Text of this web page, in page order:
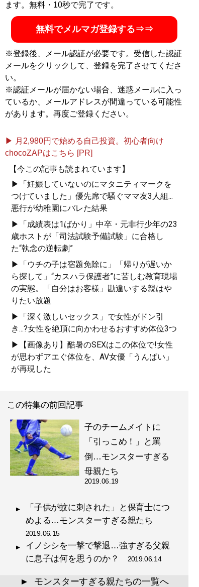
ます。無料・10秒で完了です。
無料でメルマガ登録する⇒⇒
※登録後、メール認証が必要です。受信した認証
メールをクリックして、登録を完了させてくださ
い。
※認証メールが届かない場合、迷惑メールに入っ
ているか、メールアドレスが間違っている可能性
があります。再度ご登録ください。
▶ 月2,980円で始める自己投資。初心者向け
chocoZAPはこちら [PR]
【今この記事も読まれています】
▶「妊娠していないのにマタニティマークを
つけていました」優先席で騒ぐママ友3人組...
悪行が幼稚園にバレた結果
▶「成績表は1ばかり」中卒・元非行少年の23
歳ホストが「司法試験予備試験」に合格し
た“執念の逆転劇”
▶「ウチの子は宿題免除に」「帰りが遅いか
ら探して」“カスハラ保護者”に苦しむ教育現場
の実態。「自分はお客様」勘違いする親はや
りたい放題
▶「深く激しいセックス」で女性がドン引
き...?女性を絶頂に向かわせるおすすめ体位3つ
▶【画像あり】酷暑のSEXはこの体位で!女性
が思わずアエぐ体位を、AV女優「うんぱい」
が再現した
この特集の前回記事
子のチームメイトに
「引っこめ！」と罵
倒…モンスターすぎる
母親たち
2019.06.19
「子供が蚊に刺された」と保育士につ
めよる…モンスターすぎる親たち
2019.06.15
イノシシを一撃で撃退…強すぎる父親
に息子は何を思うのか？
2019.06.14
▲ モンスターすぎる親たちの一覧へ